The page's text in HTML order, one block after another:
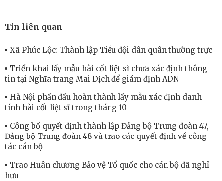
Tin liên quan
Xã Phúc Lộc: Thành lập Tiểu đội dân quân thường trực
Triển khai lấy mẫu hài cốt liệt sĩ chưa xác định thông
tin tại Nghĩa trang Mai Dịch để giám định ADN
Hà Nội phấn đấu hoàn thành lấy mẫu xác định danh
tính hài cốt liệt sĩ trong tháng 10
Công bố quyết định thành lập Đảng bộ Trung đoàn 47,
Đảng bộ Trung đoàn 48 và trao các quyết định về công
tác cán bộ
Trao Huân chương Bảo vệ Tổ quốc cho cán bộ đã nghỉ
hưu